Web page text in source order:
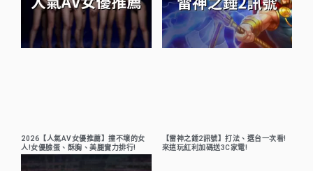
2026【人氣AV女優推薦】撞不壞的女
人!女優臉蛋、酥胸、美腿實力排行!
【雷神之錘2訊號】打法、選台一次看!
來這玩紅利加碼送3C家電!